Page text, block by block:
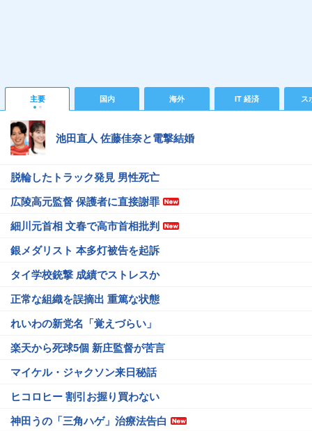
主要 国内 海外 IT 経済 ス
池田直人 佐藤佳奈と電撃結婚
脱輪したトラック発見 男性死亡
広陵高元監督 保護者に直接謝罪
細川元首相 文春で高市首相批判
銀メダリスト 本多灯被告を起訴
タイ学校銃撃 成績でストレスか
正常な組織を誤摘出 重篤な状態
れいわの新党名「覚えづらい」
楽天から死球5個 新庄監督が苦言
マイケル・ジャクソン来日秘話
ヒコロヒー 割引お握り買わない
神田うの「三角ハゲ」治療法告白